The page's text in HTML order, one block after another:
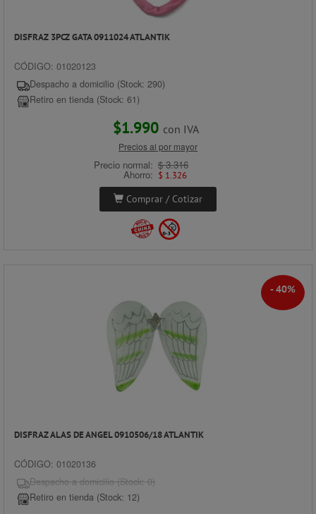
DISFRAZ 3PCZ GATA 0911024 ATLANTIK
CÓDIGO: 01020123
Despacho a domicilio (Stock: 290)
Retiro en tienda (Stock: 61)
$1.990 con IVA
Precios al por mayor
Precio normal: $ 3.316
Ahorro: $ 1.326
Comprar / Cotizar
- 40%
DISFRAZ ALAS DE ANGEL 0910506/18 ATLANTIK
CÓDIGO: 01020136
Despacho a domicilio (Stock: 0)
Retiro en tienda (Stock: 12)